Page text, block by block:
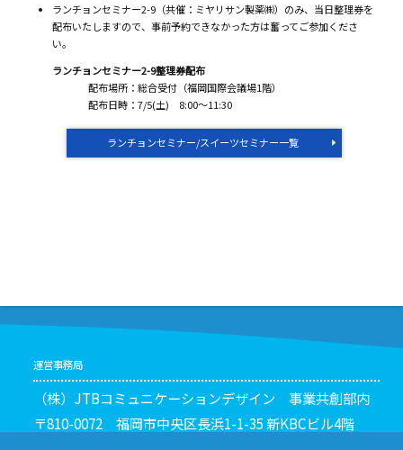
ランチョンセミナー2-9（共催：ミヤリサン製薬㈱）のみ、当日整理券を
配布いたしますので、事前予約できなかった方は奮ってご参加くださ
い。
ランチョンセミナー2-9整理券配布
配布場所：総合受付（福岡国際会議場1階）
配布日時：7/5(土) 8:00～11:30
ランチョンセミナー/スイーツセミナー一覧
運営事務局
（株）JTBコミュニケーションデザイン 事業共創部内
〒810-0072 福岡市中央区長浜1-1-35 新KBCビル4階